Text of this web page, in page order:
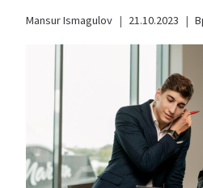
Mansur Ismagulov 21.10.2023